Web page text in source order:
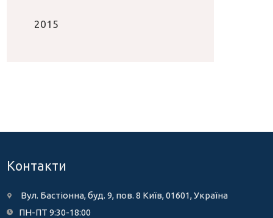
2015
Контакти
Вул. Бастіонна, буд. 9, пов. 8 Київ, 01601, Україна
ПН-ПТ 9:30-18:00